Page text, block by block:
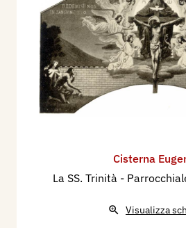
Cisterna
La SS. Trinità -
Visualizza